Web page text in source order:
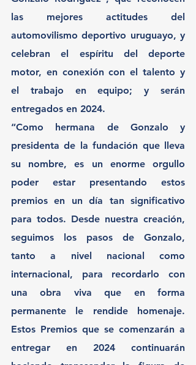
las mejores actitudes del
automovilismo deportivo uruguayo, y
celebran el espíritu del deporte
motor, en conexión con el talento y
el trabajo en equipo; y serán
entregados en 2024.
“Como hermana de Gonzalo y
presidenta de la fundación que lleva
su nombre, es un enorme orgullo
poder estar presentando estos
premios en un día tan significativo
para todos. Desde nuestra creación,
seguimos los pasos de Gonzalo,
tanto a nivel nacional como
internacional, para recordarlo con
una obra viva que en forma
permanente le rendide homenaje.
Estos Premios que se comenzarán a
entregar en 2024 continuarán